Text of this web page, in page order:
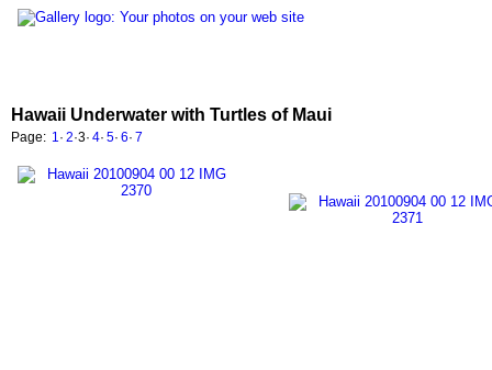
Hawaii Underwater with Turtles of Maui
Page: 1 · 2·3· 4· 5· 6· 7